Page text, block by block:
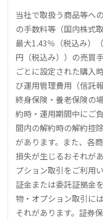
当社で取扱う商品等へ
の手数料等（国内株式
最大1.43％（税込み）
円（税込み））の売買
ごとに設定された購入
び運用管理費用（信託
終身保険・養老保険の
約時・運用期間中にご
間内の解約時の解約控
があります。また、各
損失が生じるおそれが
プション取引をご利用
証金または委託証拠金
物・オプション取引に
それがあります。証券